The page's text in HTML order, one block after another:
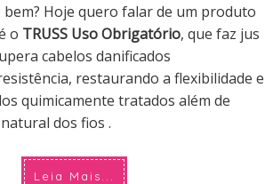
Hoje quero falar de um produto
o TRUSS Uso Obrigatório, que faz jus
cabelos danificados
restaurando a flexibilidade e
quimicamente tratados além de
dos fios .
Leia Mais...